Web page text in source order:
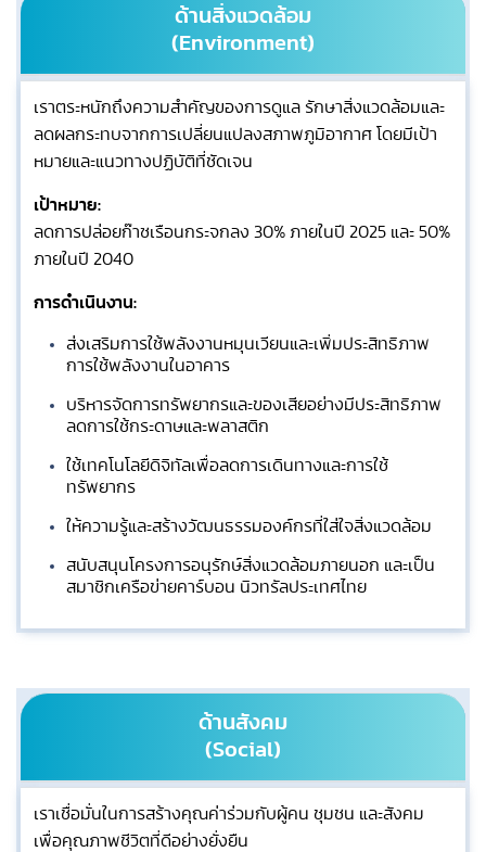
ด้านสิ่งแวดล้อม
(Environment)
เราตระหนักถึงความสำคัญของการดูแล รักษาสิ่งแวดล้อมและ
ลดผลกระทบจากการเปลี่ยนแปลงสภาพภูมิอากาศ โดยมีเป้า
หมายและแนวทางปฏิบัติที่ชัดเจน
เป้าหมาย:
ลดการปล่อยก๊าซเรือนกระจกลง 30% ภายในปี 2025 และ 50%
ภายในปี 2040
การดำเนินงาน:
ส่งเสริมการใช้พลังงานหมุนเวียนและเพิ่มประสิทธิภาพ
การใช้พลังงานในอาคาร
บริหารจัดการทรัพยากรและของเสียอย่างมีประสิทธิภาพ
ลดการใช้กระดาษและพลาสติก
ใช้เทคโนโลยีดิจิทัลเพื่อลดการเดินทางและการใช้
ทรัพยากร
ให้ความรู้และสร้างวัฒนธรรมองค์กรที่ใส่ใจสิ่งแวดล้อม
สนับสนุนโครงการอนุรักษ์สิ่งแวดล้อมภายนอก และเป็น
สมาชิกเครือข่ายคาร์บอน นิวทรัลประเทศไทย
ด้านสังคม
(Social)
เราเชื่อมั่นในการสร้างคุณค่าร่วมกับผู้คน ชุมชน และสังคม
เพื่อคุณภาพชีวิตที่ดีอย่างยั่งยืน